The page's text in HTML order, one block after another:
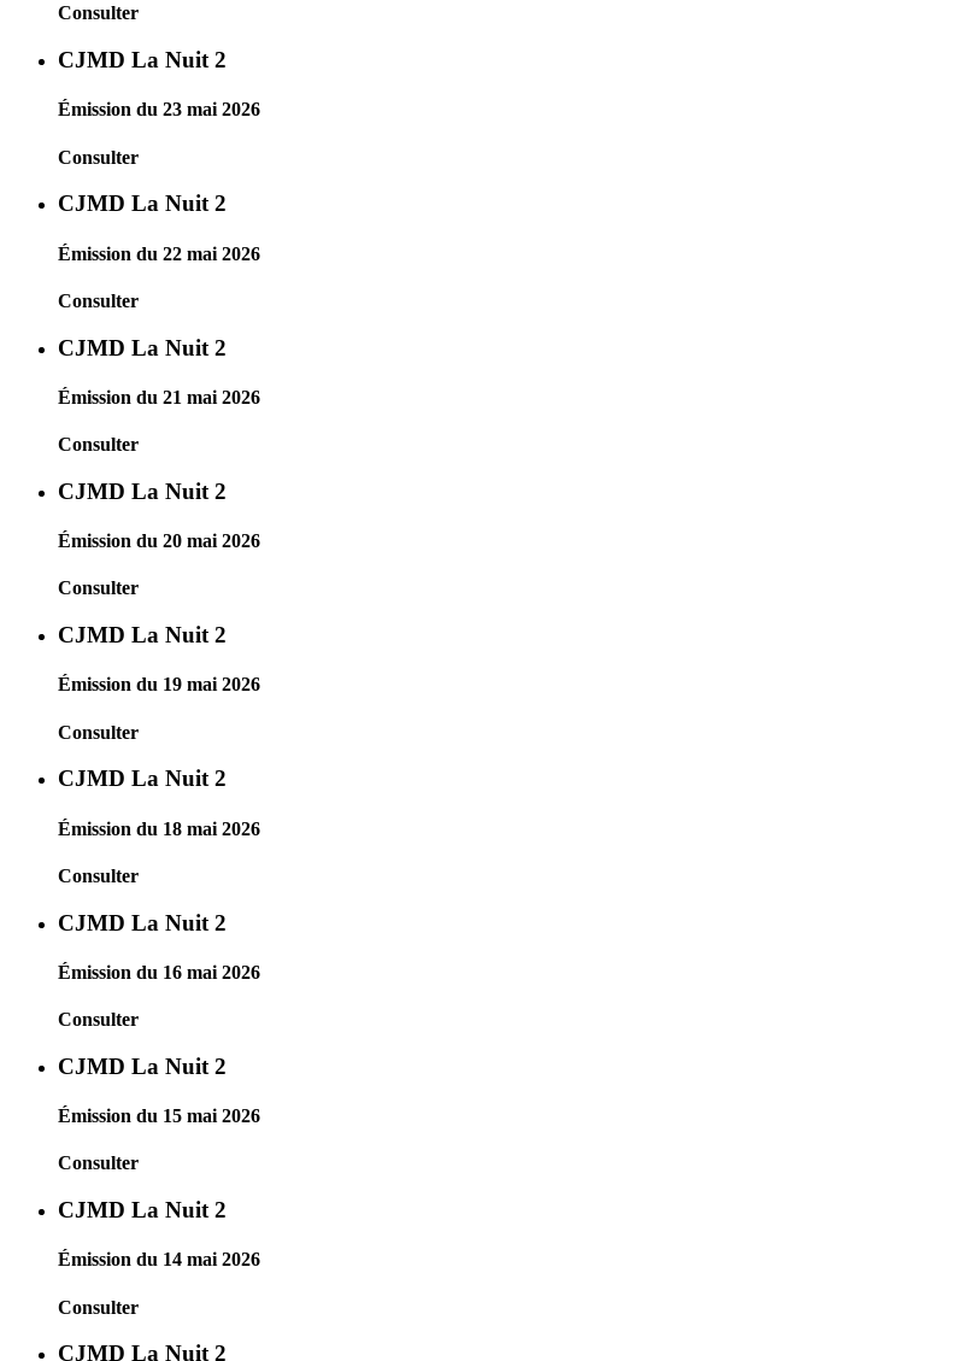
Consulter
CJMD La Nuit 2
Émission du 23 mai 2026
Consulter
CJMD La Nuit 2
Émission du 22 mai 2026
Consulter
CJMD La Nuit 2
Émission du 21 mai 2026
Consulter
CJMD La Nuit 2
Émission du 20 mai 2026
Consulter
CJMD La Nuit 2
Émission du 19 mai 2026
Consulter
CJMD La Nuit 2
Émission du 18 mai 2026
Consulter
CJMD La Nuit 2
Émission du 16 mai 2026
Consulter
CJMD La Nuit 2
Émission du 15 mai 2026
Consulter
CJMD La Nuit 2
Émission du 14 mai 2026
Consulter
CJMD La Nuit 2